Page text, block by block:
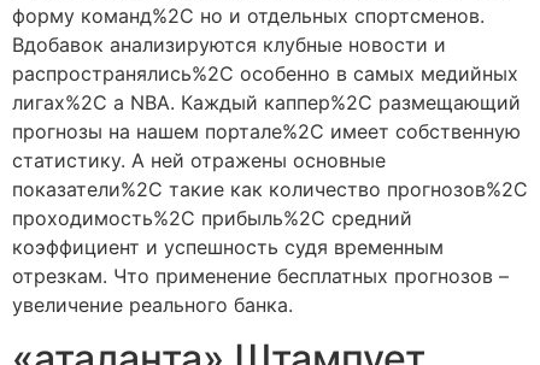
форму команд%2C но и отдельных спортсменов.
Вдобавок анализируются клубные новости и
распространялись%2C особенно в самых медийных
лигах%2C а NBA. Каждый каппер%2C размещающий
прогнозы на нашем портале%2C имеет собственную
статистику. А ней отражены основные
показатели%2C такие как количество прогнозов%2C
проходимость%2C прибыль%2C средний
коэффициент и успешность судя временным
отрезкам. Что применение бесплатных прогнозов –
увеличение реального банка.